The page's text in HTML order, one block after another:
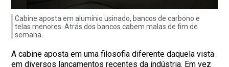
Cabine aposta em alumínio usinado, bancos de carbono e
telas menores. Atrás dos bancos cabem malas de fim de
semana.
A cabine aposta em uma filosofia diferente daquela vista
em diversos lançamentos recentes da indústria. Em vez